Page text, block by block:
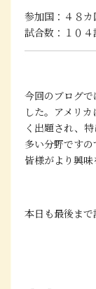
参加国：４８カ
試合数：１０４
今回のブログ
した。アメリ
く出題され、
多い分野です
皆様がより興味
本日も最後まで